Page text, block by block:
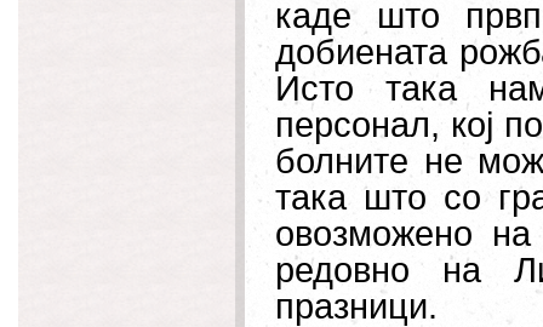
каде што
добиената
Исто така
персонал, кој
болните не
така што со
овозможено
редовно на
празници.